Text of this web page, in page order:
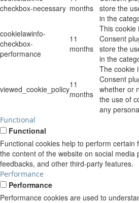
checkbox-necessary months store the
in the
cookielawinfo-
checkbox-
performance
11
months
This cookie
Consent
store the
in the
viewed_cookie_policy11
months
The cookie
Consent
whether or
the use of
any
Functional
Functional
Functional cookies help to perform certain
the content of the website on social media
feedbacks, and other third-party features.
Performance
Performance
Performance cookies are used to